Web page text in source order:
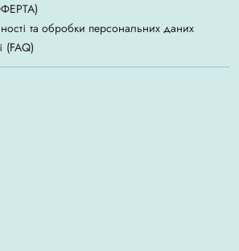
та обробки персональних даних
(FAQ)